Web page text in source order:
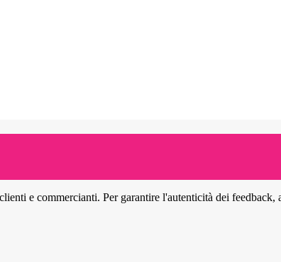
e commercianti. Per garantire l'autenticità dei